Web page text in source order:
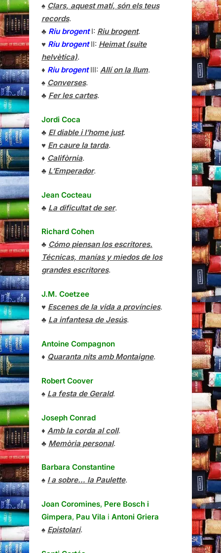
♠ Clars, aquest matí, són els teus
records.
♣ Riu brogentI: Riu brogent.
♥ Riu brogentII: Heimat (suite
helvètica).
♦ Riu brogentIII: Allí on la llum.
♠ Converses.
♣ Fer les cartes.
Jordi Coca
♣ El diable i l’home just.
♥ En caure la tarda.
♦ Califòrnia.
♣ L’Emperador.
Jean Cocteau
♣ La dificultat de ser.
Richard Cohen
♣ Cómo piensan los escritores.
Técnicas, manías y miedos de los
grandes escritores.
J.M. Coetzee
♥ Escenes de la vida a províncies.
♣ La infantesa de Jesús.
Antoine Compagnon
♦ Quaranta nits amb Montaigne.
Robert Coover
♠ La festa de Gerald.
Joseph Conrad
♦ Amb la corda al coll.
♣ Memòria personal.
Barbara Constantine
♠ I a sobre… la Paulette.
Joan Coromines, Pere Bosch i
Gimpera, Pau Vila i Antoni Griera
♠ Epistolari.